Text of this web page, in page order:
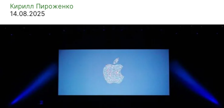
Кирилл Пироженко
14.08.2025